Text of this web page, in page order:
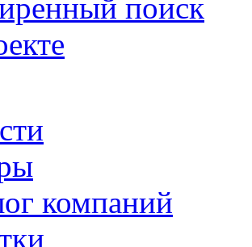
поиск
компаний